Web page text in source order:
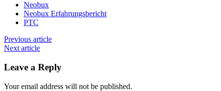
Neobux
Neobux Erfahrungsbericht
PTC
Previous article
Next article
Leave a Reply
Your email address will not be published.